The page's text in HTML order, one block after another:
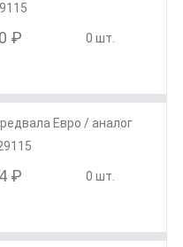
₽ 0 шт.
Евро / аналог
₽ 0 шт.